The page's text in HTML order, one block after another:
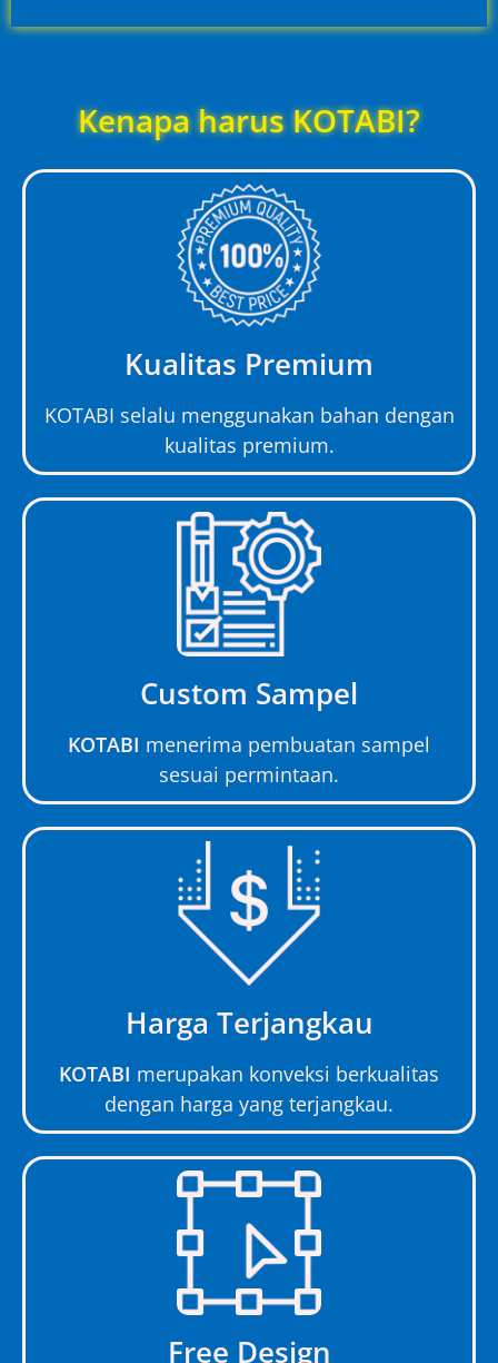
Kenapa harus KOTABI?
Kualitas Premium
KOTABI selalu menggunakan bahan dengan
kualitas premium.
Custom Sampel
KOTABI menerima pembuatan sampel
sesuai permintaan.
Harga Terjangkau
KOTABI merupakan konveksi berkualitas
dengan harga yang terjangkau.
Free Design